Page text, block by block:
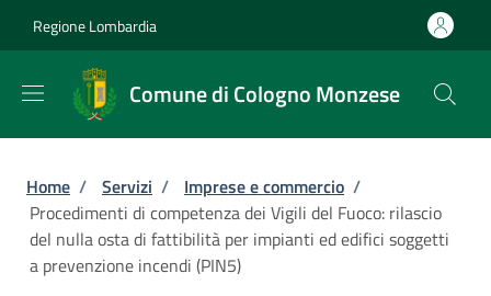
Regione Lombardia
Comune di Cologno Monzese
Briciole di pane
Home / Servizi / Imprese e commercio /
Procedimenti di competenza dei Vigili del Fuoco: rilascio
del nulla osta di fattibilità per impianti ed edifici soggetti
a prevenzione incendi (PIN5)